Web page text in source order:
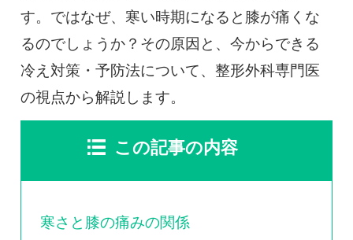
電話受付時間：月〜金／9:00〜16:30（土日祝休）
す。ではなぜ、寒い時期になると膝が痛くな
るのでしょうか？その原因と、今からできる
冷え対策・予防法について、整形外科専門医
の視点から解説します。
この記事の内容
寒さと膝の痛みの関係